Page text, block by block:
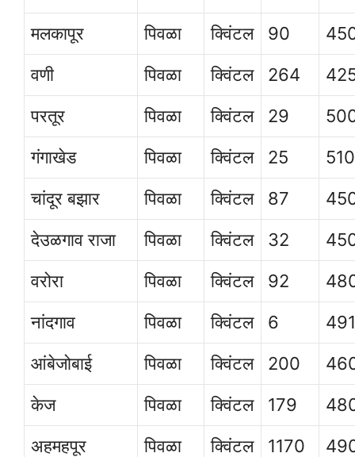
मलकापूर पिवळा क्विंटल 90
वणी
पिवळा क्विंटल 264
परतूर
पिवळा क्विंटल 29
गंगाखेड
पिवळा क्विंटल 25
चांदूर बझार
पिवळा क्विंटल 87
देउळगाव राजा
पिवळा क्विंटल 32
वरोरा
पिवळा क्विंटल 92
नांदगाव
पिवळा क्विंटल 6
आंबेजोबाई
पिवळा क्विंटल 200
केज
पिवळा क्विंटल 179
अहमहपूर
पिवळा क्विंटल 1170